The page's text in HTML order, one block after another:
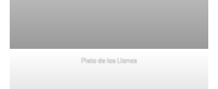
Pista de las Llanas